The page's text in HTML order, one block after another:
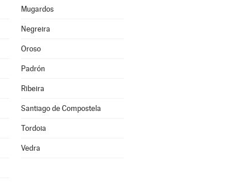
Mugardos
Negreira
Oroso
Padrón
Ribeira
Santiago de Compostela
Tordoia
Vedra